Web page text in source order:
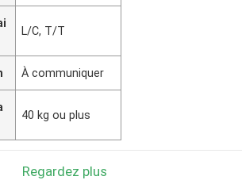
L/C, T/T
À communiquer
40 kg ou plus
Regardez plus